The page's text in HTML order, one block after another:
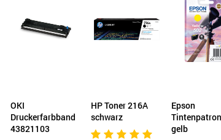
OKI
Druckerfarbband
43821103
HP Toner 216A
schwarz
Epson
gelb